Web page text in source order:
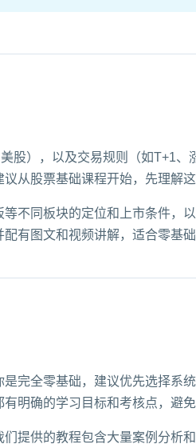
股），以及交易规则（如T+1、
从股票基础课程开始，先理解这
不同板块的定位和上市条件，
有图文和视频讲解，适合零基础
完全零基础，建议优先选择系
明确的学习目标和考核点，避免
提供的教程包含大量案例分析